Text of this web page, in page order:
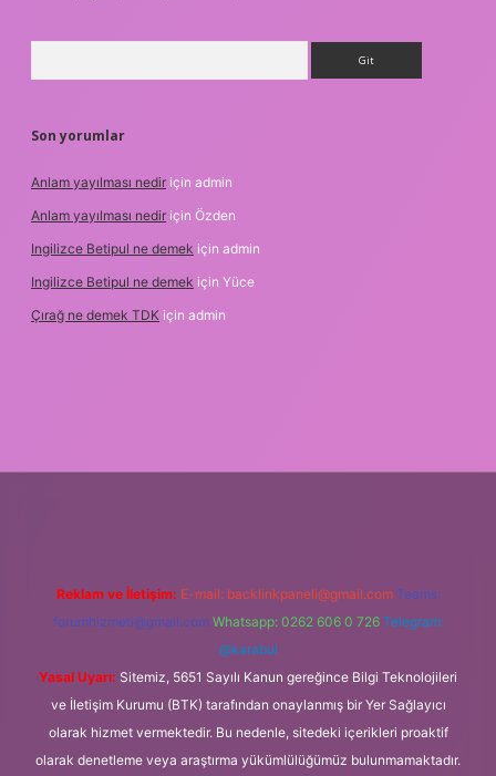
Son yorumlar
Anlam yayılması nedir için admin
Anlam yayılması nedir için Özden
Ingilizce Betipul ne demek için admin
Ingilizce Betipul ne demek için Yüce
Çırağ ne demek TDK için admin
Reklam ve İletişim: E-mail: backlinkpaneli@gmail.com Teams:
forumhizmeti@gmail.com Whatsapp: 0262 606 0 726 Telegram:
@karabul
Yasal Uyarı: Sitemiz, 5651 Sayılı Kanun gereğince Bilgi Teknolojileri
ve İletişim Kurumu (BTK) tarafından onaylanmış bir Yer Sağlayıcı
olarak hizmet vermektedir. Bu nedenle, sitedeki içerikleri proaktif
olarak denetleme veya araştırma yükümlülüğümüz bulunmamaktadır.